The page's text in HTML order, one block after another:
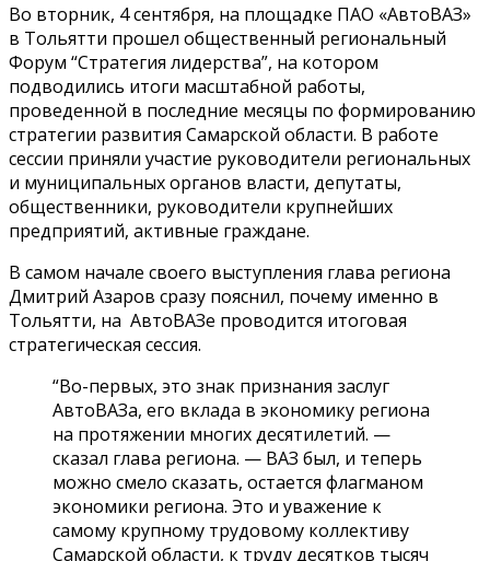
Во вторник, 4 сентября, на площадке ПАО «АвтоВАЗ»
в Тольятти прошел общественный региональный
Форум “Стратегия лидерства”, на котором
подводились итоги масштабной работы,
проведенной в последние месяцы по формированию
стратегии развития Самарской области. В работе
сессии приняли участие руководители региональных
и муниципальных органов власти, депутаты,
общественники, руководители крупнейших
предприятий, активные граждане.
В самом начале своего выступления глава региона
Дмитрий Азаров сразу пояснил, почему именно в
Тольятти, на АвтоВАЗе проводится итоговая
стратегическая сессия.
“Во-первых, это знак признания заслуг
АвтоВАЗа, его вклада в экономику региона
на протяжении многих десятилетий. —
сказал глава региона. — ВАЗ был, и теперь
можно смело сказать, остается флагманом
экономики региона. Это и уважение к
самому крупному трудовому коллективу
Самарской области, к труду десятков тысяч